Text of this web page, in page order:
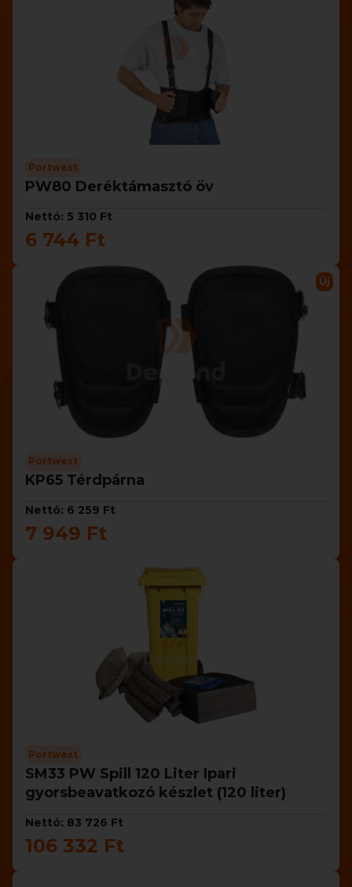
Portwest
PW80 Deréktámasztó öv
Nettó: 5 310 Ft
6 744 Ft
Új
Portwest
KP65 Térdpárna
Nettó: 6 259 Ft
7 949 Ft
Portwest
SM33 PW Spill 120 Liter Ipari
gyorsbeavatkozó készlet (120 liter)
Nettó: 83 726 Ft
106 332 Ft